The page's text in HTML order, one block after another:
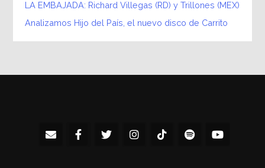
LA EMBAJADA: Richard Villegas (RD) y Trillones (MEX)
Analizamos Hijo del País, el nuevo disco de Carrito